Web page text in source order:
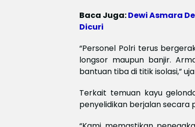
Baca Juga:Dewi Asmara
Dicuri
“Personel Polri terus
longsor maupun banjir.
bantuan tiba di titik isolasi,”
Terkait temuan kayu
penyelidikan berjalan secara